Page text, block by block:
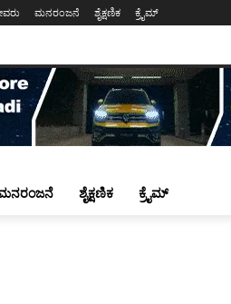
ಮನರಂಜನೆ ಶೈಕ್ಷಣಿಕ ಕ್ರೈಮ್
ಶೈಕ್ಷಣಿಕ ಕ್ರೈಮ್